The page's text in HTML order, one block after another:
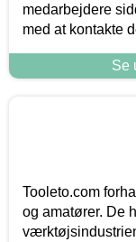
medarbejdere
med at kontakte
Se
Tooleto.com
og amatører. De